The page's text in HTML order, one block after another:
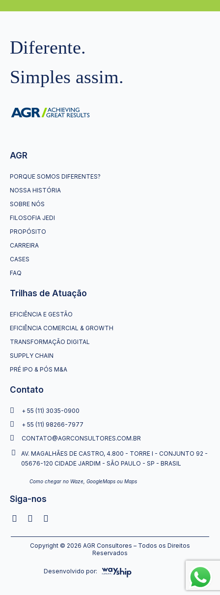
Diferente.
Simples assim.
AGR
PORQUE SOMOS DIFERENTES?
NOSSA HISTÓRIA
SOBRE NÓS
FILOSOFIA JEDI
PROPÓSITO
CARREIRA
CASES
FAQ
Trilhas de Atuação
EFICIÊNCIA E GESTÃO
EFICIÊNCIA COMERCIAL & GROWTH
TRANSFORMAÇÃO DIGITAL
SUPPLY CHAIN
PRÉ IPO & PÓS M&A
Contato
+ 55 (11) 3035-0900
+ 55 (11) 98266-7977
CONTATO@AGRCONSULTORES.COM.BR
AV. MAGALHÃES DE CASTRO, 4.800 - TORRE I - CONJUNTO 92 -
05676-120 CIDADE JARDIM - SÃO PAULO - SP - BRASIL
Como chegar no Waze, GoogleMaps ou Maps
Siga-nos
Copyright © 2026 AGR Consultores – Todos os Direitos
Reservados
Desenvolvido por: